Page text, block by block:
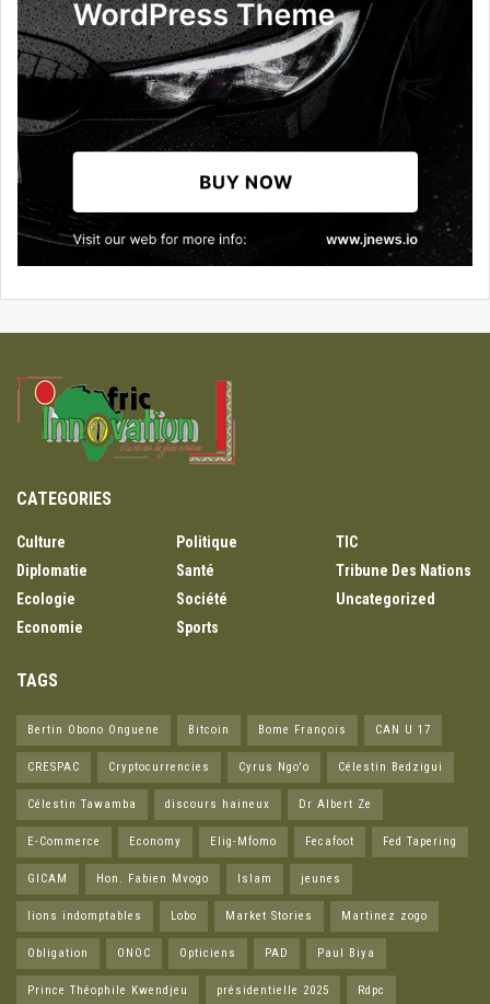
CATEGORIES
Culture
Diplomatie
Ecologie
Economie
Politique
Santé
Société
Sports
TIC
Tribune Des Nations
Uncategorized
TAGS
Bertin Obono Onguene Bitcoin Bome François CAN U 17
CRESPAC Cryptocurrencies Cyrus Ngo'o Célestin Bedzigui
Célestin Tawamba discours haineux Dr Albert Ze
E-Commerce Economy Elig-Mfomo Fecafoot Fed Tapering
GICAM Hon. Fabien Mvogo Islam jeunes
lions indomptables Lobo Market Stories Martinez zogo
Obligation ONOC Opticiens PAD Paul Biya
Prince Théophile Kwendjeu présidentielle 2025 Rdpc